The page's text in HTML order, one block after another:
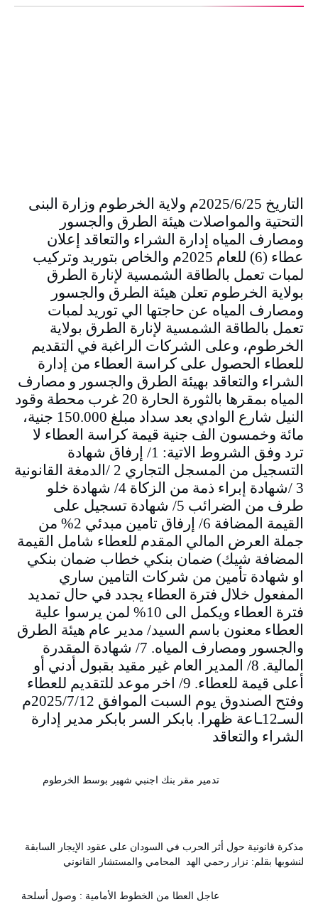
التاريخ 2025/6/25م ولاية الخرطوم وزارة البنى
التحتية والمواصلات هيئة الطرق والجسور
ومصارف المياه إدارة الشراء والتعاقد إعلان
عطاء (6) للعام 2025م والخاص بتوريد وتركيب
لمبات تعمل بالطاقة الشمسية لإنارة الطرق
بولاية الخرطوم تعلن هيئة الطرق والجسور
ومصارف المياه عن حاجتها الي توريد لمبات
تعمل بالطاقة الشمسية لإنارة الطرق بولاية
الخرطوم، وعلى الشركات الراغبة في التقديم
للعطاء الحصول على كراسة العطاء من إدارة
الشراء والتعاقد بهيئة الطرق والجسور و مصارف
المياه بمقرها بالثورة الحارة 20 غرب محطة وقود
النيل شارع الوادي بعد سداد مبلغ 150.000 جنية،
مائة وخمسون الف جنية قيمة كراسة العطاء لا
ترد وفق الشروط الاتية: 1/ إرفاق شهادة
التسجيل من المسجل التجاري 2 /الدمغة القانونية
3 /شهادة إبراء ذمة من الزكاة 4/ شهادة خلو
طرف من الضرائب 5/ شهادة تسجيل على
القيمة المضافة 6/ إرفاق تامين مبدئي 2% من
جملة العرض المالي المقدم للعطاء شامل القيمة
المضافة شيك) ضمان بنكي خطاب ضمان بنكي
او شهادة تأمين من شركات التامين ساري
المفعول خلال فترة العطاء يجدد في حال تمديد
فترة العطاء ويكمل الى 10% لمن يرسوا علية
العطاء معنون باسم السيد/ مدير عام هيئة الطرق
والجسور ومصارف المياه. 7/ شهادة المقدرة
المالية. 8/ المدير العام غير مقيد بقبول أدني أو
أعلى قيمة للعطاء. 9/ اخر موعد للتقديم للعطاء
وفتح الصندوق يوم السبت الموافق 2025/7/12م
السـ12ـاعة ظهرا. بابكر السر بابكر مدير إدارة
الشراء والتعاقد
تدمير مقر بنك اجنبي شهير بوسط الخرطوم
مذكرة قانونية حول أثر الحرب في السودان على عقود الإيجار السابقة
لنشوبها بقلم: نزار رحمي الهد المحامي والمستشار القانوني
عاجل العطا من الخطوط الأمامية : وصول أسلحة